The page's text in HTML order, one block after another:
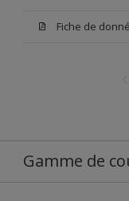
Gamme de